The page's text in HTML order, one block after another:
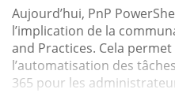
Aujourd’hui, PnP
l’implication de la
and Practices. Cela
l’automatisation des
365 pour les